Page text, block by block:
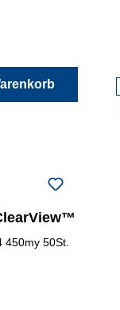
450my 50St.